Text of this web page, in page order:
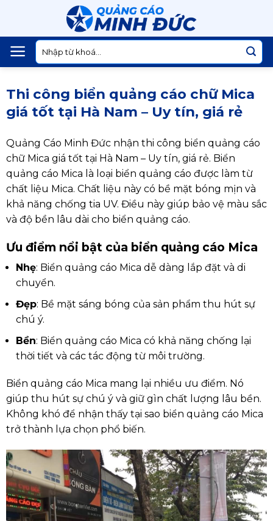
content
Tìm
kiếm:
Thi công biển quảng cáo chữ Mica
giá tốt tại Hà Nam – Uy tín, giá rẻ
Quảng Cáo Minh Đức nhận thi công biển quảng cáo
chữ Mica giá tốt tại Hà Nam – Uy tín, giá rẻ. Biển
quảng cáo Mica là loại biển quảng cáo được làm từ
chất liệu Mica. Chất liệu này có bề mặt bóng mịn và
khả năng chống tia UV. Điều này giúp bảo vệ màu sắc
và độ bền lâu dài cho biển quảng cáo.
Ưu điểm nổi bật của biển quảng cáo Mica
Nhẹ: Biển quảng cáo Mica dễ dàng lắp đặt và di
chuyển.
Đẹp: Bề mặt sáng bóng của sản phẩm thu hút sự
chú ý.
Bền: Biển quảng cáo Mica có khả năng chống lại
thời tiết và các tác động từ môi trường.
Biển quảng cáo Mica mang lại nhiều ưu điểm. Nó
giúp thu hút sự chú ý và giữ gìn chất lượng lâu bền.
Không khó để nhận thấy tại sao biển quảng cáo Mica
trở thành lựa chọn phổ biến.